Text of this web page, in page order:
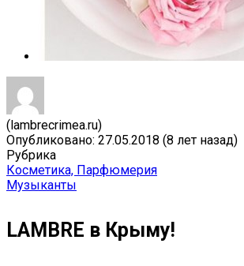
(lambrecrimea.ru)
Опубликовано: 27.05.2018 (8 лет назад)
Рубрика
Косметика, Парфюмерия
Музыканты
LAMBRE в Крыму!